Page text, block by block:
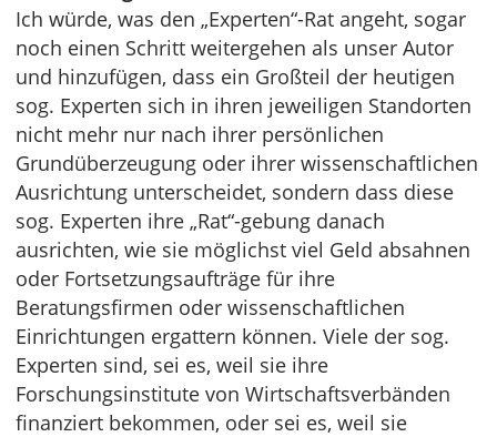
Ich würde, was den „Experten“-Rat angeht, sogar
noch einen Schritt weitergehen als unser Autor
und hinzufügen, dass ein Großteil der heutigen
sog. Experten sich in ihren jeweiligen Standorten
nicht mehr nur nach ihrer persönlichen
Grundüberzeugung oder ihrer wissenschaftlichen
Ausrichtung unterscheidet, sondern dass diese
sog. Experten ihre „Rat“-gebung danach
ausrichten, wie sie möglichst viel Geld absahnen
oder Fortsetzungsaufträge für ihre
Beratungsfirmen oder wissenschaftlichen
Einrichtungen ergattern können. Viele der sog.
Experten sind, sei es, weil sie ihre
Forschungsinstitute von Wirtschaftsverbänden
finanziert bekommen, oder sei es, weil sie